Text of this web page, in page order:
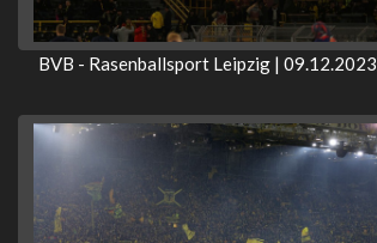
BVB - Rasenballsport Leipzig | 09.12.2023